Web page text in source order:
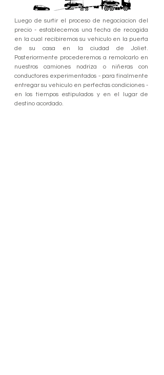
Luego de surtir el proceso de negociacion del
precio - establecemos una fecha de recogida
en la cual recibiremos su vehiculo en la puerta
de su casa en la ciudad de Joliet.
Posteriormente procederemos a remolcarlo en
nuestros camiones nodriza o niñeras con
conductores experimentados - para finalmente
entregar su vehiculo en perfectas condiciones -
en los tiempos estipulados y en el lugar de
destino acordado.